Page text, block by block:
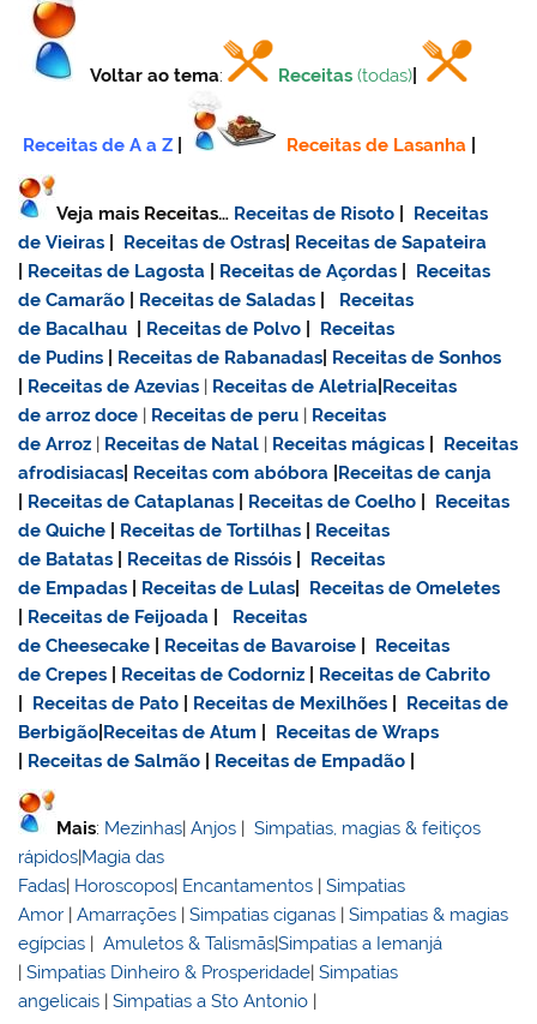
Voltar ao tema: Receitas (todas)
Receitas de A a Z Receitas de Lasanha
Veja mais Receitas… Receitas de Risoto
Receitas
de Vieiras
Receitas de Ostras Receitas de Sapateira
Receitas de Lagosta Receitas de Açordas
Receitas
de Camarão
Receitas de Saladas
Receitas
de Bacalhau
Receitas de Polvo
Receitas
de Pudins
Receitas de Rabanadas Receitas de Sonhos
Receitas de Azevias | Receitas de Aletria Receitas
dearroz doce | Receitas de peru | Receitas
de Arroz | Receitas de Natal | Receitas mágicas
Receitas
afrodisiacas Receitas com abóbora Receitas de canja
Receitas de Cataplanas Receitas de Coelho
Receitas
de Quiche
Receitas de Tortilhas
Receitas
de Batatas
Receitas de Rissóis
Receitas
de Empadas
Receitas de Lulas
Receitas de Omeletes
Receitas de Feijoada
Receitas
de Cheesecake
Receitas de Bavaroise
Receitas
de Crepes
Receitas de Codorniz
Receitas de Cabrito
Receitas de Pato Receitas de Mexilhões
Receitas de
Berbigão Receitas de Atum
Receitas de Wraps
Receitas de Salmão Receitas de Empadão
Mais: Mezinhas|Anjos |Simpatias, magias & feitiços
rápidos|Magia das
Fadas| Horoscopos| Encantamentos |Simpatias
Amor |Amarrações |Simpatias ciganas |Simpatias & magias
egípcias |Amuletos & Talismãs|Simpatias a Iemanjá
|Simpatias Dinheiro & Prosperidade|Simpatias
angelicais |Simpatias a Sto Antonio |